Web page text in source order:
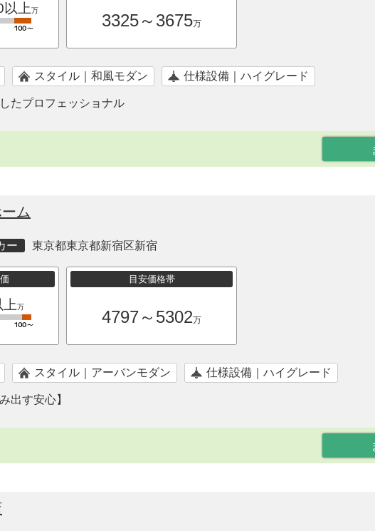
以上万
3325～3675万
スタイル｜和風モダン 仕様設備｜ハイグレード
たプロフェッショナル
ム
ー 東京都東京都新宿区新宿
万
目安価格帯
4797～5302万
スタイル｜アーバンモダン 仕様設備｜ハイグレード
出す安心】